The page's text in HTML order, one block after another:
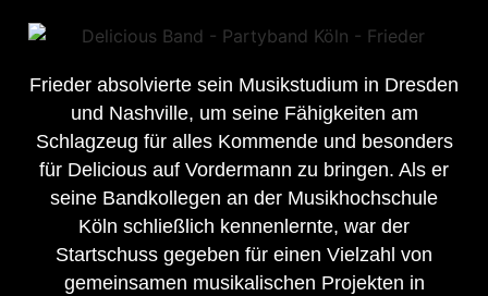
Frieder absolvierte sein Musikstudium in Dresden
und Nashville, um seine Fähigkeiten am
Schlagzeug für alles Kommende und besonders
für Delicious auf Vordermann zu bringen. Als er
seine Bandkollegen an der Musikhochschule
Köln schließlich kennenlernte, war der
Startschuss gegeben für einen Vielzahl von
gemeinsamen musikalischen Projekten in